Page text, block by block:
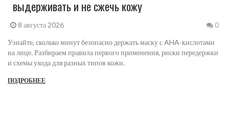
выдерживать и не сжечь кожу
8 августа 2026 0
Узнайте, сколько минут безопасно держать маску с AHA-кислотами
на лице. Разбираем правила первого применения, риски передержки
и схемы ухода для разных типов кожи.
ПОДРОБНЕЕ